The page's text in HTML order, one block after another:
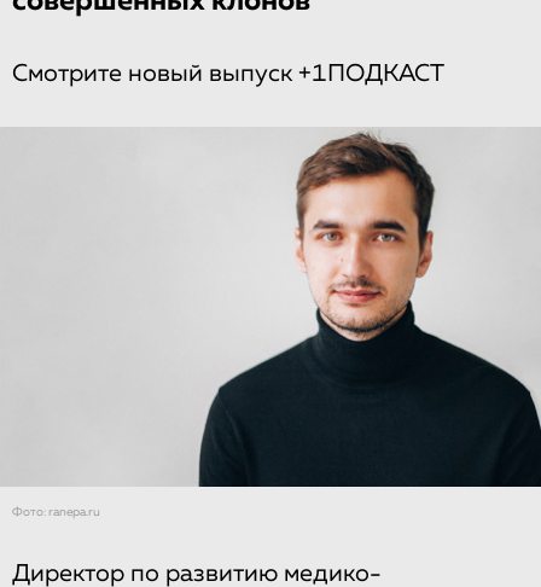
Смотрите новый выпуск +1ПОДКАСТ
Фото: ranepa.ru
Директор по развитию медико-